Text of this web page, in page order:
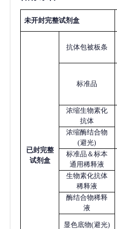
未开封完整试剂盒
已封完整
试剂盒
抗体包被板条
标准品
浓缩生物素化
抗体
浓缩酶结合物
(避光)
标准品＆标本
通用稀释液
生物素化抗体
稀释液
酶结合物稀释
液
显色底物(避光)